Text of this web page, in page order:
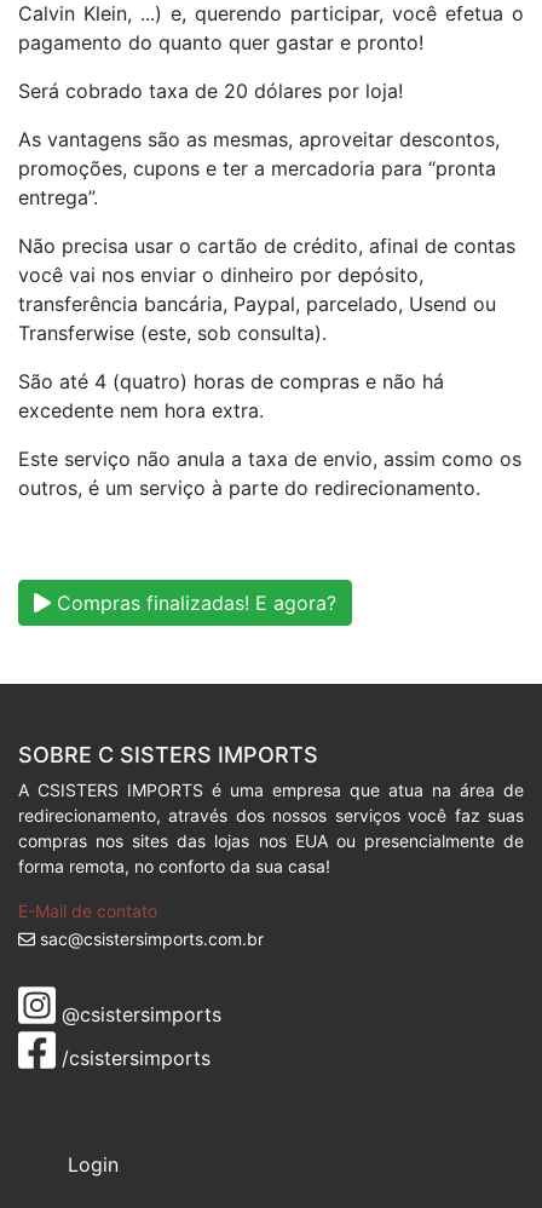
Calvin Klein, ...) e, querendo participar, você efetua o
pagamento do quanto quer gastar e pronto!
Será cobrado taxa de 20 dólares por loja!
As vantagens são as mesmas, aproveitar descontos,
promoções, cupons e ter a mercadoria para “pronta
entrega”.
Não precisa usar o cartão de crédito, afinal de contas
você vai nos enviar o dinheiro por depósito,
transferência bancária, Paypal, parcelado, Usend ou
Transferwise (este, sob consulta).
São até 4 (quatro) horas de compras e não há
excedente nem hora extra.
Este serviço não anula a taxa de envio, assim como os
outros, é um serviço à parte do redirecionamento.
Compras finalizadas! E agora?
SOBRE C SISTERS IMPORTS
A CSISTERS IMPORTS é uma empresa que atua na área de
redirecionamento, através dos nossos serviços você faz suas
compras nos sites das lojas nos EUA ou presencialmente de
forma remota, no conforto da sua casa!
E-Mail de contato
sac@csistersimports.com.br
@csistersimports
/csistersimports
Login